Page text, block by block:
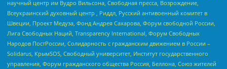
научный центр им Вудро Вильсона, Свободная пресса, Возрождение,
Всеукраинский духовный центр , Риддл, Русский антивоенный комитет в
Швеции, Проект Медуза, Фонд Андрея Сахарова, Форум свободной России,
Лига Свободных Наций, Transparеncy International, Форум Свободных
Народов ПостРоссии, Солидарность с гражданским движением в России –
Solidarus, КрымSOS, Свободный университет, Институт государственного
управления, Форум гражданского общества Россия, Беллона, Союз жителей